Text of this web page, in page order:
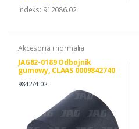
Indeks: 912086.02
Akcesoria i normalia
JAG82-0189 Odbojnik
gumowy, CLAAS 0009842740
984274.02